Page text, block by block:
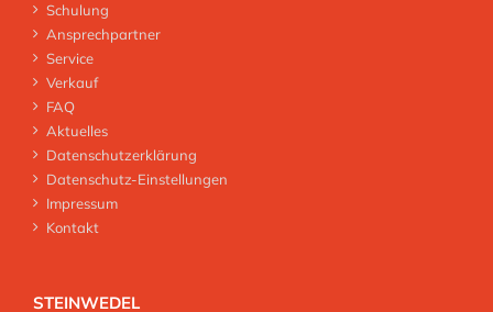
Schulung
Ansprechpartner
Service
Verkauf
FAQ
Aktuelles
Datenschutzerklärung
Datenschutz-Einstellungen
Impressum
Kontakt
STEINWEDEL